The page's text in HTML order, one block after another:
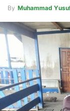
By Muhammad